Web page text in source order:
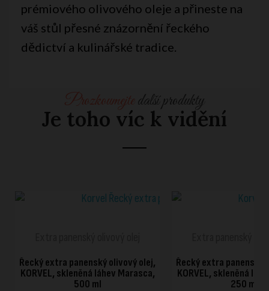
prémiového olivového oleje a přineste na
váš stůl přesné znázornění řeckého
dědictví a kulinářské tradice.
Prozkoumejte další produkty
Je toho víc k vidění
RYCHLÉ ZOBRAZENÍ
Řecký extra panenský olivový olej,
KORVEL, skleněná láhev Marasca,
500 ml
RYCHLÉ
Řecký extra panenský
KORVEL, skleněná
250 ml